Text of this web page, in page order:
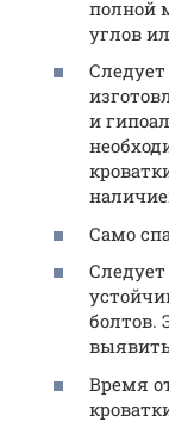
полной
углов
и
Само
Следует
болтов.
Время